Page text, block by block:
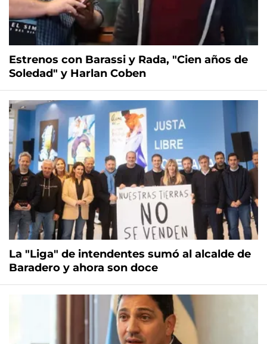
Estrenos con Barassi y Rada, "Cien años de
Soledad" y Harlan Coben
La "Liga" de intendentes sumó al alcalde de
Baradero y ahora son doce